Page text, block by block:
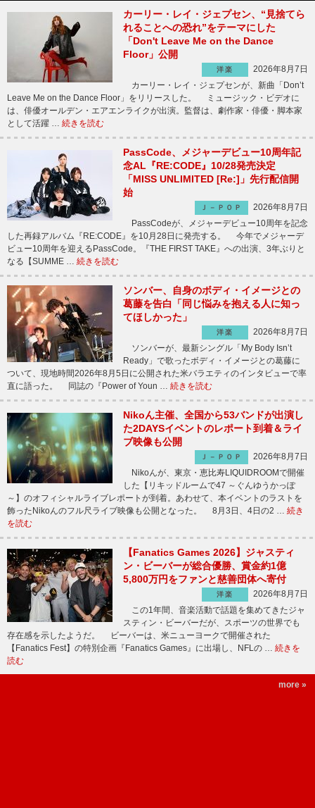
カーリー・レイ・ジェプセン、“見捨てら
れることへの恐れ”をテーマにした
「Don't Leave Me on the Dance
Floor」公開
洋楽
2026年8月7日
カーリー・レイ・ジェプセンが、新曲「Don’t
Leave Me on the Dance Floor」をリリースした。 ミュージック・ビデオに
は、俳優オールデン・エアエンライクが出演。監督は、劇作家・俳優・脚本家
として活躍 … 続きを読む
PassCode、メジャーデビュー10周年記
念AL『RE:CODE』10/28発売決定
「MISS UNLIMITED [Re:]」先行配信開
始
Ｊ－ＰＯＰ
2026年8月7日
PassCodeが、メジャーデビュー10周年を記念
した再録アルバム『RE:CODE』を10月28日に発売する。 今年でメジャーデ
ビュー10周年を迎えるPassCode。『THE FIRST TAKE』への出演、3年ぶりと
なる【SUMME … 続きを読む
ソンバー、自身のボディ・イメージとの
葛藤を告白「同じ悩みを抱える人に知っ
てほしかった」
洋楽
2026年8月7日
ソンバーが、最新シングル「My Body Isn’t
Ready」で歌ったボディ・イメージとの葛藤に
ついて、現地時間2026年8月5日に公開された米バラエティのインタビューで率
直に語った。 同誌の『Power of Youn … 続きを読む
Nikoん主催、全国から53バンドが出演し
た2DAYSイベントのレポート到着＆ライ
ブ映像も公開
Ｊ－ＰＯＰ
2026年8月7日
Nikoんが、東京・恵比寿LIQUIDROOMで開催
した【リキッドルームで47 ～ぐんゆうかっぽ
～】のオフィシャルライブレポートが到着。あわせて、本イベントのラストを
飾ったNikoんのフル尺ライブ映像も公開となった。 8月3日、4日の2 … 続き
を読む
【Fanatics Games 2026】ジャスティ
ン・ビーバーが総合優勝、賞金約1億
5,800万円をファンと慈善団体へ寄付
洋楽
2026年8月7日
この1年間、音楽活動で話題を集めてきたジャ
スティン・ビーバーだが、スポーツの世界でも
存在感を示したようだ。 ビーバーは、米ニューヨークで開催された
【Fanatics Fest】の特別企画『Fanatics Games』に出場し、NFLの … 続きを
読む
more »